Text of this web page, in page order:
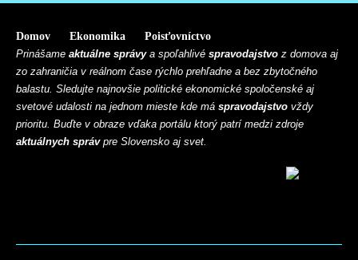
Domov Ekonomika
Poisťovníctvo
Prinášame aktuálne správya spoľahlivé spravodajstvo z domova aj
zo zahraničia v reálnom čase rýchlo prehľadne a bez zbytočného
balastu. Sledujte najnovšie politické ekonomické spoločenské aj
svetové udalosti na jednom mieste kde má spravodajstvo vždy
prioritu. Buďte v obraze vďaka portálu ktorý patrí medzi zdroje
aktuálnych správpre Slovensko aj svet.